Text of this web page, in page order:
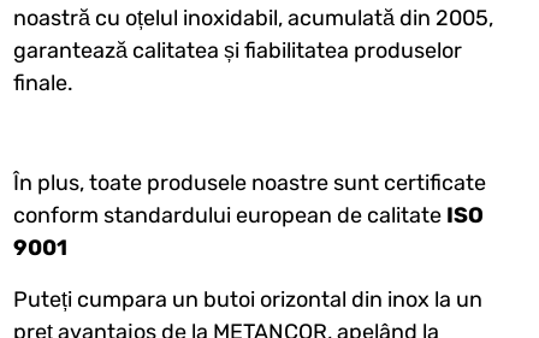
noastră cu oțelul inoxidabil, acumulată din 2005,
garantează calitatea și fiabilitatea produselor
finale.
În plus, toate produsele noastre sunt certificate
conform standardului european de calitate ISO
9001
Puteți cumpara un butoi orizontal din inox la un
preț avantajos de la METANCOR, apelând la